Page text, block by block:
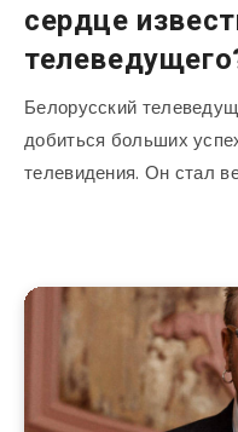
сердце
Белорусский
добиться больших
телевидения. Он стал